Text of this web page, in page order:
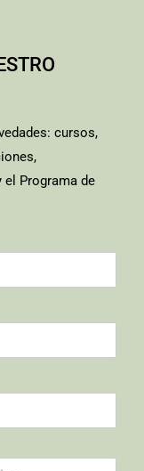
cursos,
Programa de